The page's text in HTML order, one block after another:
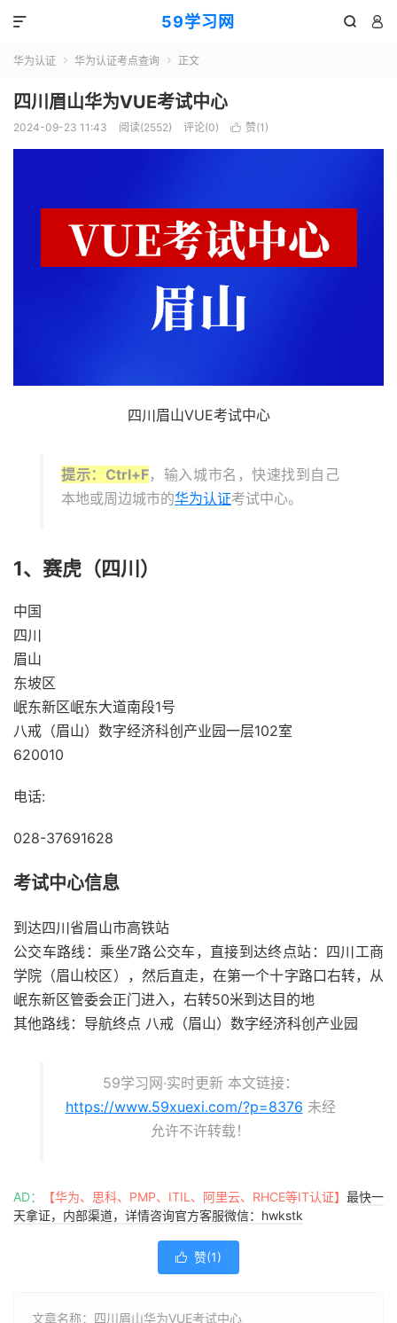
59学习网  

华为认证  华为认证考点查询  正文
四川眉山华为VUE考试中心
2024-09-23 11:43 阅读(2552) 评论(0)  赞(1 )
四川眉山VUE考试中心
提示：Ctrl+F，输入城市名，快速找到自己
本地或周边城市的华为认证考试中心。
1、赛虎（四川）
中国
四川
眉山
东坡区
岷东新区岷东大道南段1号
八戒（眉山）数字经济科创产业园一层102室
620010
电话:
028-37691628
考试中心信息
到达四川省眉山市高铁站
公交车路线：乘坐7路公交车，直接到达终点站：四川工商
学院（眉山校区），然后直走，在第一个十字路口右转，从
岷东新区管委会正门进入，右转50米到达目的地
其他路线：导航终点 八戒（眉山）数字经济科创产业园
59学习网·实时更新 本文链接：
https://www.59xuexi.com/?p=8376 未经
允许不许转载！
AD： 【华为、思科、PMP、ITIL、阿里云、RHCE等IT认证】 最快一
天拿证，内部渠道，详情咨询官方客服微信：hwkstk
 赞(1)
文章名称：四川眉山华为VUE考试中心